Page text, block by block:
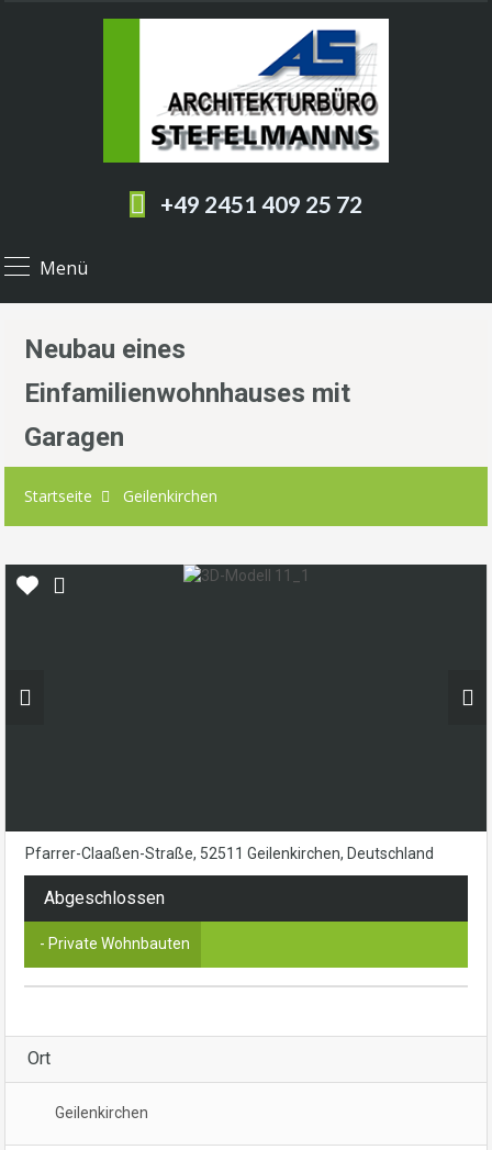
+49 2451 409 25 72
Menü
Neubau eines
Einfamilienwohnhauses mit
Garagen
Startseite Geilenkirchen
Pfarrer-Claaßen-Straße, 52511 Geilenkirchen, Deutschland
Abgeschlossen
- Private Wohnbauten
Ort
Geilenkirchen